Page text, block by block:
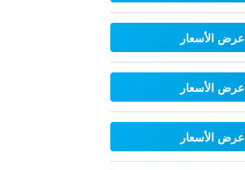
عرض الأسعار
عرض الأسعار
عرض الأسعار